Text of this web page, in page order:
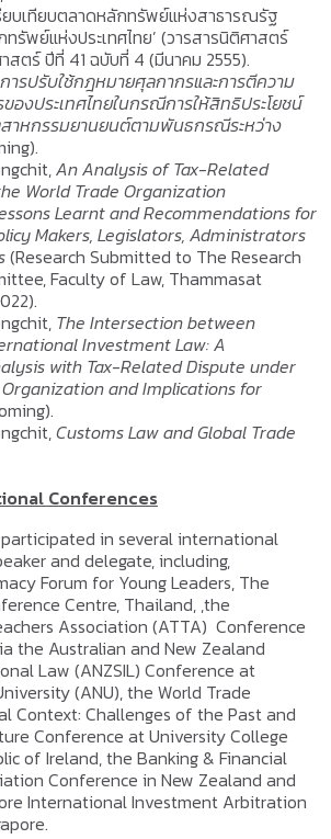
ยบเทียบตลาดหลักทรัพย์แห่งสาธารณรัฐ
รัพย์แห่งประเทศไทย’ (วารสารนิติศาสตร์
สตร์ ปีที่ 41 ฉบับที่ 4 (มีนาคม 2555).
การปรับใช้กฎหมายศุลกากรและการตีความ
งประเทศไทยในกรณีการให้สิทธิประโยชน์
าหกรรมยานยนต์ตามพันธกรณีระหว่าง
An Analysis of Tax-Related
World Trade Organization
Learnt and Recommendations for
Makers, Legislators, Administrators
(Research Submitted to The Research
Faculty of Law, Thammasat
The Intersection between
Investment Law: A
with Tax-Related Dispute under
and Implications for
Customs Law and Global Trade
Conferences
in several international
and delegate, including,
Forum for Young Leaders, The
Centre, Thailand, ,the
Association (ATTA) Conference
the Australian and New Zealand
Law (ANZSIL) Conference at
(ANU), the World Trade
Context: Challenges of the Past and
Conference at University College
of Ireland, the Banking & Financial
Conference in New Zealand and
International Investment Arbitration